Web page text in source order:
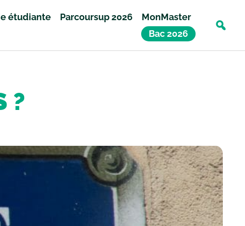
étudiante Parcoursup 2026
MonMaster
Bac 2026
?